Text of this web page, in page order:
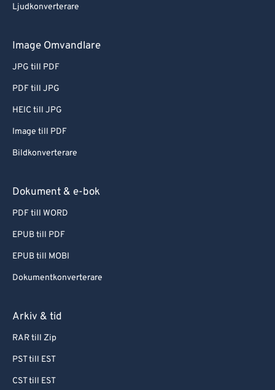
Ljudkonverterare
Image Omvandlare
JPG till PDF
PDF till JPG
HEIC till JPG
Image till PDF
Bildkonverterare
Dokument & e-bok
PDF till WORD
EPUB till PDF
EPUB till MOBI
Dokumentkonverterare
Arkiv & tid
RAR till Zip
PST till EST
CST till EST